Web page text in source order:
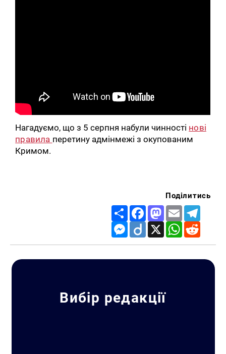
Нагадуємо, що з 5 серпня набули чинності нові
правила перетину адмінмежі з окупованим
Кримом.
Поділитись
Share FacebookMastodon
Email
Messenger
Diigo X WhatsApp
Вибір редакції